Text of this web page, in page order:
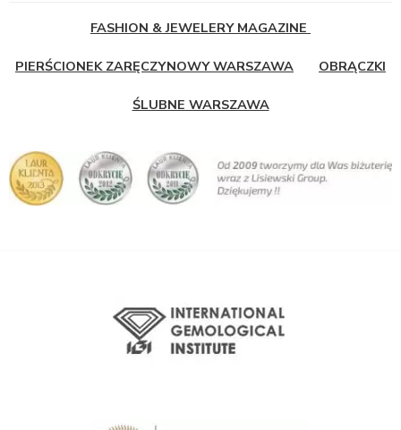
FASHION & JEWELERY MAGAZINE
PIERŚCIONEK ZARĘCZYNOWY WARSZAWA OBRĄCZKI
ŚLUBNE WARSZAWA